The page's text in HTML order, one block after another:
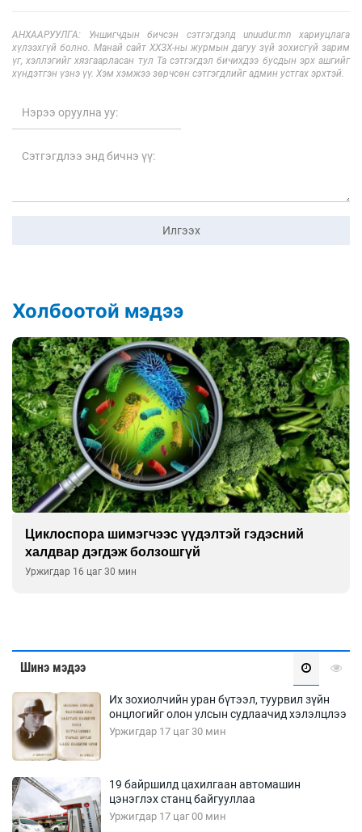
АНХААРУУЛГА: Уншигчдын бичсэн сэтгэгдэлд unuudur.mn хариуцлага
хүлээхгүй болно. Манай сайт ХХЗХ-ны журмын дагуу зүй зохисгүй зарим
үг, хэллэгийг хязгаарласан тул Та сэтгэгдэл бичихдээ бусдын эрх ашгийг
хүндэтгэн үзнэ үү. Хэм хэмжээ зөрчсөн сэтгэгдлийг админ устгах эрхтэй.
Илгээх
Холбоотой мэдээ
шимэгчээс үүдэлтэй гэдэсний
болзошгүй
цаг 30 мин
Шинэ мэдээ
Их зохиолчийн уран бүтээл, туурвил зүйн
онцлогийг олон улсын судлаачид хэлэлцлээ
Уржигдар 17 цаг 30 мин
19 байршилд цахилгаан автомашин
цэнэглэх станц байгууллаа
Уржигдар 17 цаг 00 мин